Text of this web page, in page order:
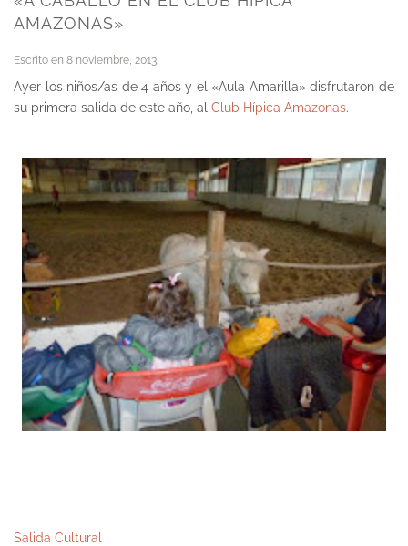
AMAZONAS»
Escrito en 8 noviembre, 2013
Ayer los niños/as de 4 años y el «Aula Amarilla» disfrutaron de
su primera salida de este año, al Club Hípica Amazonas.
Salida Cultural